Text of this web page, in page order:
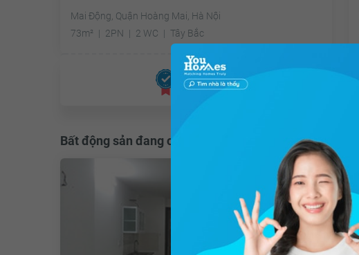
Mai Động, Quận Hoàng Mai, Hà Nội
73m²
2PN 2 WC Tây Bắc
Đã giao dịch
Bất động sản đang cho thuê